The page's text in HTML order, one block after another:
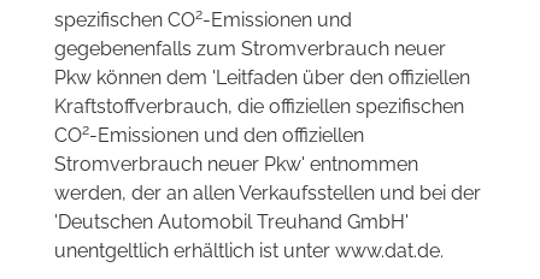
spezifischen CO2-Emissionen und
gegebenenfalls zum Stromverbrauch neuer
Pkw können dem 'Leitfaden über den offiziellen
Kraftstoffverbrauch, die offiziellen spezifischen
CO2-Emissionen und den offiziellen
Stromverbrauch neuer Pkw' entnommen
werden, der an allen Verkaufsstellen und bei der
'Deutschen Automobil Treuhand GmbH'
unentgeltlich erhältlich ist unter www.dat.de.